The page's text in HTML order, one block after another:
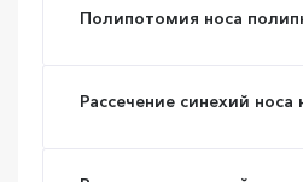
Полипотомия носа
Рассечение синехий